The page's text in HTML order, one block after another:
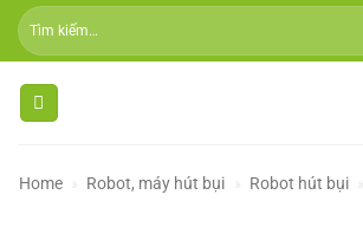
Skip
Tìm
kiếm:
Home » Robot, máy hút bụi » Robot hút bụi »